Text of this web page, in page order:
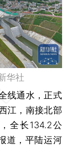
华社
线通水，正式
江，南接北部
全长134.2公
道，平陆运河